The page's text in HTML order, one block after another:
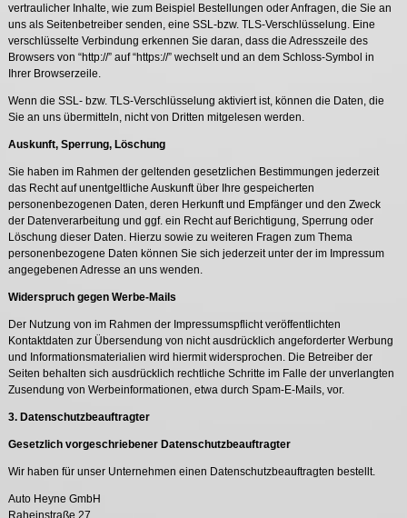
vertraulicher Inhalte, wie zum Beispiel Bestellungen oder Anfragen, die Sie an
uns als Seitenbetreiber senden, eine SSL-bzw. TLS-Verschlüsselung. Eine
verschlüsselte Verbindung erkennen Sie daran, dass die Adresszeile des
Browsers von “http://” auf “https://” wechselt und an dem Schloss-Symbol in
Ihrer Browserzeile.
Wenn die SSL- bzw. TLS-Verschlüsselung aktiviert ist, können die Daten, die
Sie an uns übermitteln, nicht von Dritten mitgelesen werden.
Auskunft, Sperrung, Löschung
Sie haben im Rahmen der geltenden gesetzlichen Bestimmungen jederzeit
das Recht auf unentgeltliche Auskunft über Ihre gespeicherten
personenbezogenen Daten, deren Herkunft und Empfänger und den Zweck
der Datenverarbeitung und ggf. ein Recht auf Berichtigung, Sperrung oder
Löschung dieser Daten. Hierzu sowie zu weiteren Fragen zum Thema
personenbezogene Daten können Sie sich jederzeit unter der im Impressum
angegebenen Adresse an uns wenden.
Widerspruch gegen Werbe-Mails
Der Nutzung von im Rahmen der Impressumspflicht veröffentlichten
Kontaktdaten zur Übersendung von nicht ausdrücklich angeforderter Werbung
und Informationsmaterialien wird hiermit widersprochen. Die Betreiber der
Seiten behalten sich ausdrücklich rechtliche Schritte im Falle der unverlangten
Zusendung von Werbeinformationen, etwa durch Spam-E-Mails, vor.
3. Datenschutzbeauftragter
Gesetzlich vorgeschriebener Datenschutzbeauftragter
Wir haben für unser Unternehmen einen Datenschutzbeauftragten bestellt.
Auto Heyne GmbH
Raheinstraße 27